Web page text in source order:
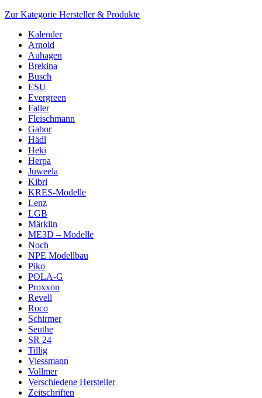
Zur Kategorie Hersteller & Produkte
Kalender
Arnold
Auhagen
Brekina
Busch
ESU
Evergreen
Faller
Fleischmann
Gabor
Hädl
Heki
Herpa
Juweela
Kibri
KRES-Modelle
Lenz
LGB
Märklin
ME3D – Modelle
Noch
NPE Modellbau
Piko
POLA-G
Proxxon
Revell
Roco
Schirmer
Seuthe
SR 24
Tillig
Viessmann
Vollmer
Verschiedene Hersteller
Zeitschriften